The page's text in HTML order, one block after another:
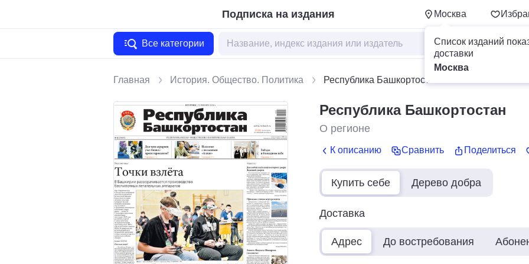
Подписка на издания Москва
Список изданий
доставки
Москва
Все категории
Главная История. Общество. Политика Республика Башкортостан
Республика Башкортостан
О регионе
К описанию Сравнить Поделиться
Купить себе Дерево добра
Доставка
Адрес До востребования